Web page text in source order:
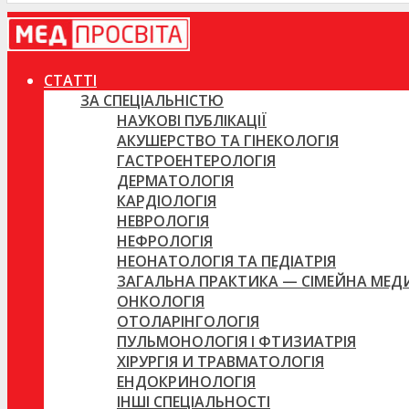
СТАТТІ
ЗА СПЕЦІАЛЬНІСТЮ
НАУКОВІ ПУБЛІКАЦІЇ
АКУШЕРСТВО ТА ГІНЕКОЛОГІЯ
ГАСТРОЕНТЕРОЛОГІЯ
ДЕРМАТОЛОГІЯ
КАРДІОЛОГІЯ
НЕВРОЛОГІЯ
НЕФРОЛОГІЯ
НЕОНАТОЛОГІЯ ТА ПЕДІАТРІЯ
ЗАГАЛЬНА ПРАКТИКА — СІМЕЙНА
ОНКОЛОГІЯ
ОТОЛАРІНГОЛОГІЯ
ПУЛЬМОНОЛОГІЯ І ФТИЗИАТРІЯ
ХІРУРГІЯ И ТРАВМАТОЛОГІЯ
ЕНДОКРИНОЛОГІЯ
ІНШІ СПЕЦІАЛЬНОСТІ